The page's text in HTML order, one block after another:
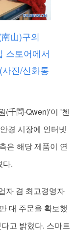
山)구의
스토어에서
진/신화통
(千問·Qwen)'이 '첸
경 시장에 인터넷
은 해당 제품이 연
다.
자 겸 최고경영자
대 주문을 확보했
고 밝혔다. 스마트